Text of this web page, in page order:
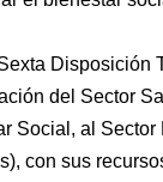
Disposición
del Sector
Social, al
con sus